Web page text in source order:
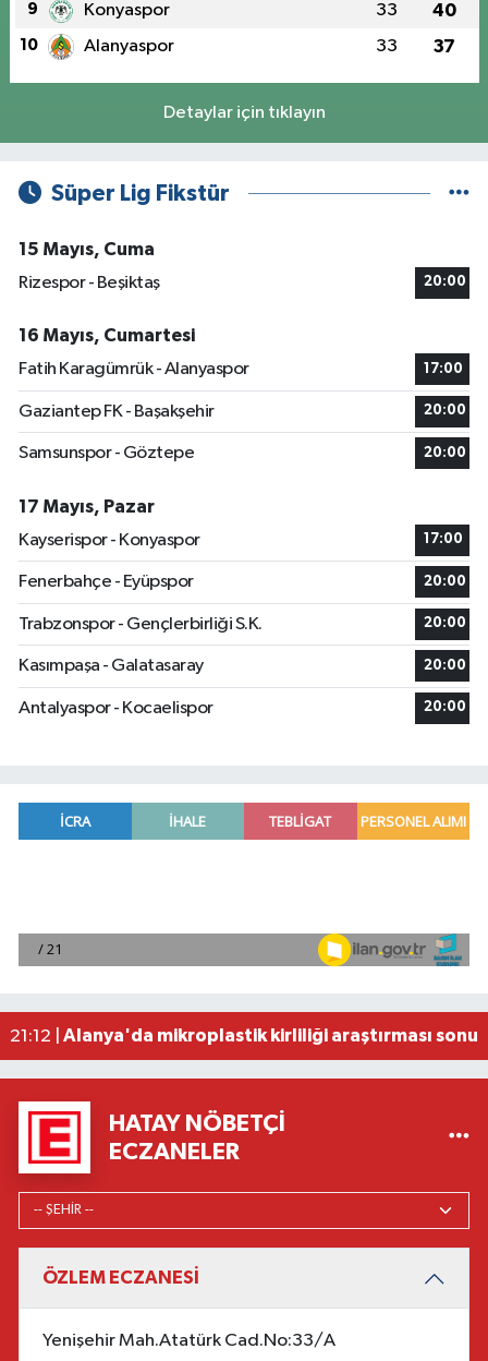
9 Konyaspor 33 40
10 Alanyaspor 33 37
Detaylar için tıklayın
Süper Lig Fikstür
15 Mayıs, Cuma
Rizespor - Beşiktaş
20:00
16 Mayıs, Cumartesi
Fatih Karagümrük - Alanyaspor
17:00
Gaziantep FK - Başakşehir 20:00
Samsunspor - Göztepe 20:00
17 Mayıs, Pazar
Kayserispor - Konyaspor
17:00
Fenerbahçe - Eyüpspor 20:00
Trabzonspor - Gençlerbirliği S.K. 20:00
Kasımpaşa - Galatasaray 20:00
Antalyaspor - Kocaelispor 20:00
22:31 |
Cumhurbaşkanı Erdoğan, yarın Suudi
23:57 |Manavgat'ta kuyuya düşen çocuk itfaiye
HATAY NÖBETÇI
ECZANELER
ÖZLEM ECZANESİ
Yenişehir Mah.Atatürk Cad.No:33/A